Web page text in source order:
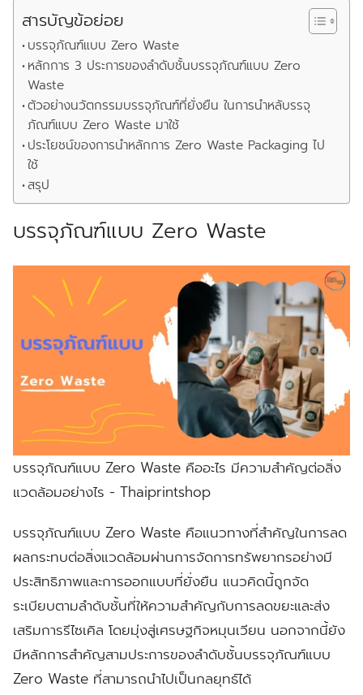
สารบัญข้อย่อย
บรรจุภัณฑ์แบบ Zero Waste
หลักการ 3 ประการของลำดับชั้นบรรจุภัณฑ์แบบ Zero
Waste
ตัวอย่างนวัตกรรมบรรจุภัณฑ์ที่ยั่งยืน ในการนำหลับรรจุ
ภัณฑ์แบบ Zero Waste มาใช้
ประโยชน์ของการนำหลักการ Zero Waste Packaging ไป
ใช้
สรุป
บรรจุภัณฑ์แบบ Zero Waste
บรรจุภัณฑ์แบบ Zero Waste คืออะไร มีความสำคัญต่อสิ่ง
แวดล้อมอย่างไร - Thaiprintshop
บรรจุภัณฑ์แบบ Zero Waste คือแนวทางที่สำคัญในการลด
ผลกระทบต่อสิ่งแวดล้อมผ่านการจัดการทรัพยากรอย่างมี
ประสิทธิภาพและการออกแบบที่ยั่งยืน แนวคิดนี้ถูกจัด
ระเบียบตามลำดับชั้นที่ให้ความสำคัญกับการลดขยะและส่ง
เสริมการรีไซเคิล โดยมุ่งสู่เศรษฐกิจหมุนเวียน นอกจากนี้ยัง
มีหลักการสำคัญสามประการของลำดับชั้นบรรจุภัณฑ์แบบ
Zero Waste ที่สามารถนำไปเป็นกลยุทธ์ได้